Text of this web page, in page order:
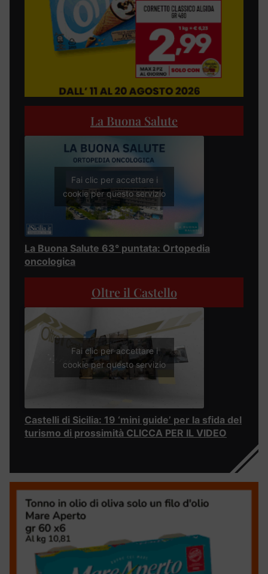
La Buona Salute
Fai clic per accettare i
cookie per questo servizio
La Buona Salute 63° puntata: Ortopedia
oncologica
Oltre il Castello
Fai clic per accettare i
cookie per questo servizio
Castelli di Sicilia: 19 ‘mini guide’ per la sfida del
turismo di prossimità CLICCA PER IL VIDEO